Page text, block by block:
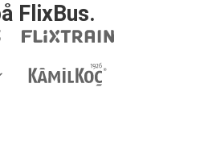
FlixBus.